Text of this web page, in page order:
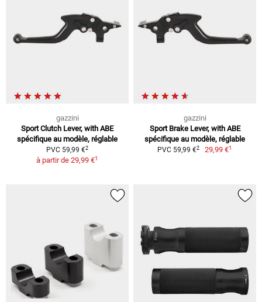
gazzini
Sport Clutch Lever, with ABE
spécifique au modèle, réglable
PVC 59,99 €2
à partir de 29,99 €1
gazzini
Sport Brake Lever, with ABE
spécifique au modèle, réglable
PVC 59,99 €2 29,99 €1